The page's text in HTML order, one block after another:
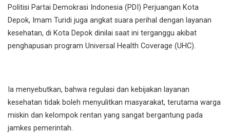
Politisi Partai Demokrasi Indonesia (PDI) Perjuangan Kota
Depok, Imam Turidi juga angkat suara perihal dengan layanan
kesehatan, di Kota Depok dinilai saat ini terganggu akibat
penghapusan program Universal Health Coverage (UHC).
Ia menyebutkan, bahwa regulasi dan kebijakan layanan
kesehatan tidak boleh menyulitkan masyarakat, terutama warga
miskin dan kelompok rentan yang sangat bergantung pada
jamkes pemerintah.